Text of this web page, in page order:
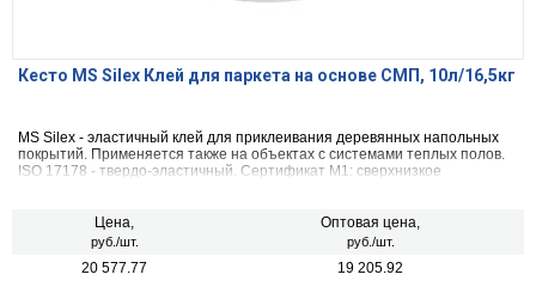
Кесто MS Silex Клей для паркета на основе СМП, 10л/16,5кг
MS Silex - эластичный клей для приклеивания деревянных напольных
покрытий. Применяется также на объектах с системами теплых полов.
ISO 17178 - твердо-эластичный. Сертификат М1: сверхнизкое
Цена,
руб./шт.
Оптовая цена,
руб./шт.
20 577.77 19 205.92